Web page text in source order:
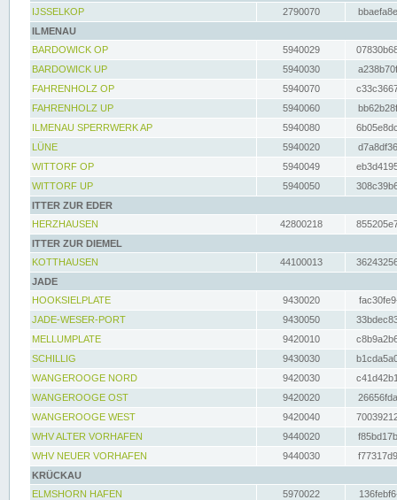
IJSSELKOP
2790070
ILMENAU
BARDOWICK OP
5940029
BARDOWICK UP
5940030
FAHRENHOLZ OP
5940070
FAHRENHOLZ UP
5940060
ILMENAU SPERRWERK AP
5940080
LÜNE
5940020
WITTORF OP
5940049
WITTORF UP
5940050
ITTER ZUR EDER
HERZHAUSEN
42800218
ITTER ZUR DIEMEL
KOTTHAUSEN
44100013
JADE
HOOKSIELPLATE
9430020
JADE-WESER-PORT
9430050
MELLUMPLATE
9420010
SCHILLIG
9430030
WANGEROOGE NORD
9420030
WANGEROOGE OST
9420020
WANGEROOGE WEST
9420040
WHV ALTER VORHAFEN
9440020
WHV NEUER VORHAFEN
9440030
KRÜCKAU
ELMSHORN HAFEN
5970022